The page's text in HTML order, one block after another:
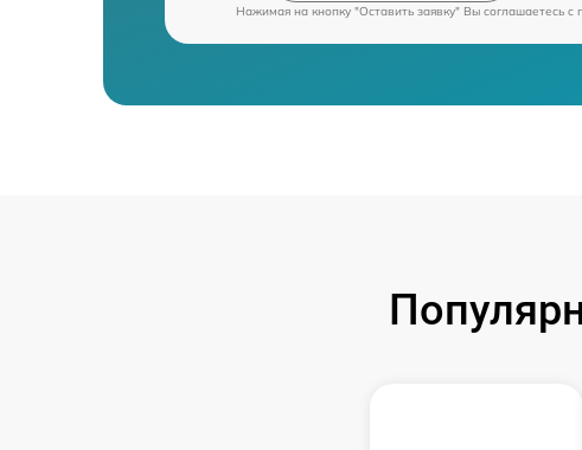
Нажимая на кнопку "Оставить заявку" Вы соглашаетесь c